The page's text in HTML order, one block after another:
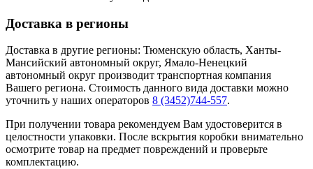
Доставка в регионы
Доставка в другие регионы: Тюменскую область, Ханты-
Мансийский автономный округ, Ямало-Ненецкий
автономный округ производит транспортная компания
Вашего региона. Стоимость данного вида доставки можно
уточнить у наших операторов 8 (3452)744-557.
При получении товара рекомендуем Вам удостоверится в
целостности упаковки. После вскрытия коробки внимательно
осмотрите товар на предмет повреждений и проверьте
комплектацию.